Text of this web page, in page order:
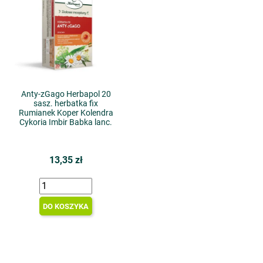
Anty-zGago Herbapol 20
sasz. herbatka fix
Rumianek Koper Kolendra
Cykoria Imbir Babka lanc.
13,35 zł
DO KOSZYKA